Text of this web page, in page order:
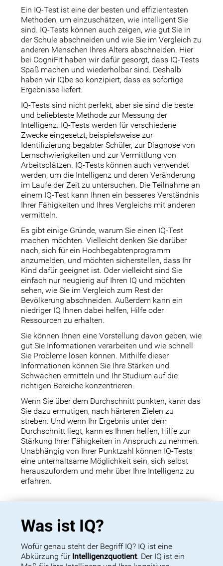
Ein IQ-Test ist eine der besten und effizientesten
Methoden, um einzuschätzen, wie intelligent Sie
sind. IQ-Tests können auch zeigen, wie gut Sie in
der Schule abschneiden und wie Sie im Vergleich zu
anderen Menschen Ihres Alters abschneiden. Hier
bei CogniFit haben wir dafür gesorgt, dass IQ-Tests
Spaß machen und wiederholbar sind. Deshalb
haben wir IQbe so konzipiert, dass es sofortige
Ergebnisse liefert.
IQ-Tests sind nicht perfekt, aber sie sind die beste
und beliebteste Methode zur Messung der
Intelligenz. IQ-Tests werden für verschiedene
Zwecke eingesetzt, beispielsweise zur
Identifizierung begabter Schüler, zur Diagnose von
Lernschwierigkeiten und zur Vermittlung von
Arbeitsplätzen. IQ-Tests können auch verwendet
werden, um die Intelligenz und deren Veränderung
im Laufe der Zeit zu untersuchen. Die Teilnahme an
einem IQ-Test kann Ihnen ein besseres Verständnis
Ihrer Fähigkeiten und Ihres Vergleichs mit anderen
vermitteln.
Es gibt einige Gründe, warum Sie einen IQ-Test
machen möchten. Vielleicht denken Sie darüber
nach, sich für ein Hochbegabtenprogramm
anzumelden, und möchten sicherstellen, dass Ihr
Kind dafür geeignet ist. Oder vielleicht sind Sie
einfach nur neugierig auf Ihren IQ und möchten
sehen, wie Sie im Vergleich zum Rest der
Bevölkerung abschneiden. Außerdem kann ein
niedriger IQ Ihnen dabei helfen, Hilfe oder
Ressourcen zu erhalten.
Sie können Ihnen eine Vorstellung davon geben, wie
gut Sie Informationen verarbeiten und wie schnell
Sie Probleme lösen können. Mithilfe dieser
Informationen können Sie Ihre Stärken und
Schwächen ermitteln und Ihr Studium auf die
richtigen Bereiche konzentrieren.
Wenn Sie über dem Durchschnitt punkten, kann das
Sie dazu ermutigen, nach härteren Zielen zu
streben. Und wenn Ihr Ergebnis unter dem
Durchschnitt liegt, kann es Ihnen helfen, Hilfe zur
Stärkung Ihrer Fähigkeiten in Anspruch zu nehmen.
Unabhängig von Ihrer Punktzahl können IQ-Tests
eine unterhaltsame Möglichkeit sein, sich selbst
herauszufordern und mehr über Ihre Intelligenz zu
erfahren.
Was ist IQ?
Wofür genau steht der Begriff IQ? IQ ist eine
Abkürzung für Intelligenzquotient. Der IQ ist ein